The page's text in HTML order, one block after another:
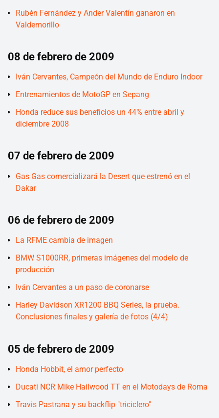
Rubén Fernández y Ander Valentín ganaron en
Valdemorillo
08 de febrero de 2009
Iván Cervantes, Campeón del Mundo de Enduro Indoor
Entrenamientos de MotoGP en Sepang
Honda reduce sus beneficios un 44% entre abril y
diciembre 2008
07 de febrero de 2009
Gas Gas comercializará la Desert que estrenó en el
Dakar
06 de febrero de 2009
La RFME cambia de imagen
BMW S1000RR, primeras imágenes del modelo de
producción
Iván Cervantes a un paso de coronarse
Harley Davidson XR1200 BBQ Series, la prueba.
Conclusiones finales y galería de fotos (4/4)
05 de febrero de 2009
Honda Hobbit, el amor perfecto
Ducati NCR Mike Hailwood TT en el Motodays de Roma
Travis Pastrana y su backflip "triciclero"